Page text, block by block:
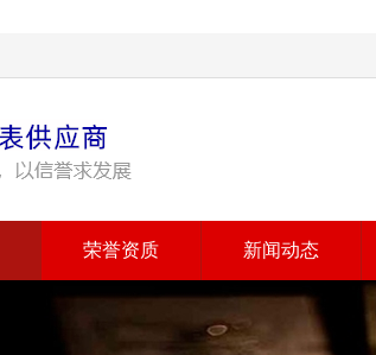
荣誉资质 新闻动态